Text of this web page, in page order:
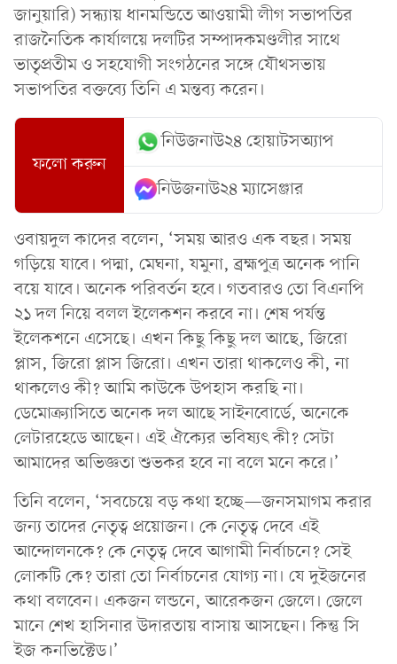
জানুয়ারি) সন্ধ্যায় ধানমন্ডিতে আওয়ামী লীগ সভাপতির
রাজনৈতিক কার্যালয়ে দলটির সম্পাদকমণ্ডলীর সাথে
ভাতৃপ্রতীম ও সহযোগী সংগঠনের সঙ্গে যৌথসভায়
সভাপতির বক্তব্যে তিনি এ মন্তব্য করেন।
ফলো করুন
নিউজনাউ২৪ হোয়াটসঅ্যাপ
নিউজনাউ২৪ ম্যাসেঞ্জার
ওবায়দুল কাদের বলেন, ‘সময় আরও এক বছর। সময়
গড়িয়ে যাবে। পদ্মা, মেঘনা, যমুনা, ব্রহ্মপুত্র অনেক পানি
বয়ে যাবে। অনেক পরিবর্তন হবে। গতবারও তো বিএনপি
২১ দল নিয়ে বলল ইলেকশন করবে না। শেষ পর্যন্ত
ইলেকশনে এসেছে। এখন কিছু কিছু দল আছে, জিরো
প্লাস, জিরো প্লাস জিরো। এখন তারা থাকলেও কী, না
থাকলেও কী? আমি কাউকে উপহাস করছি না।
ডেমোক্র্যাসিতে অনেক দল আছে সাইনবোর্ডে, অনেকে
লেটারহেডে আছেন। এই ঐক্যের ভবিষ্যৎ কী? সেটা
আমাদের অভিজ্ঞতা শুভকর হবে না বলে মনে করে।’
তিনি বলেন, ‘সবচেয়ে বড় কথা হচ্ছে—জনসমাগম করার
জন্য তাদের নেতৃত্ব প্রয়োজন। কে নেতৃত্ব দেবে এই
আন্দোলনকে? কে নেতৃত্ব দেবে আগামী নির্বাচনে? সেই
লোকটি কে? তারা তো নির্বাচনের যোগ্য না। যে দুইজনের
কথা বলবেন। একজন লন্ডনে, আরেকজন জেলে। জেলে
মানে শেখ হাসিনার উদারতায় বাসায় আসছেন। কিন্তু সি
ইজ কনভিক্টেড।’